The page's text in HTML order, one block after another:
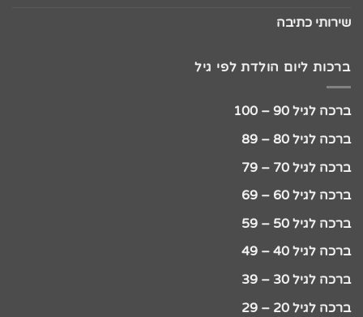
שירותי כתיבה
ברכות ליום הולדת לפי גיל
ברכה לגיל 90 – 100
ברכה לגיל 80 – 89
ברכה לגיל 70 – 79
ברכה לגיל 60 – 69
ברכה לגיל 50 – 59
ברכה לגיל 40 – 49
ברכה לגיל 30 – 39
ברכה לגיל 20 – 29